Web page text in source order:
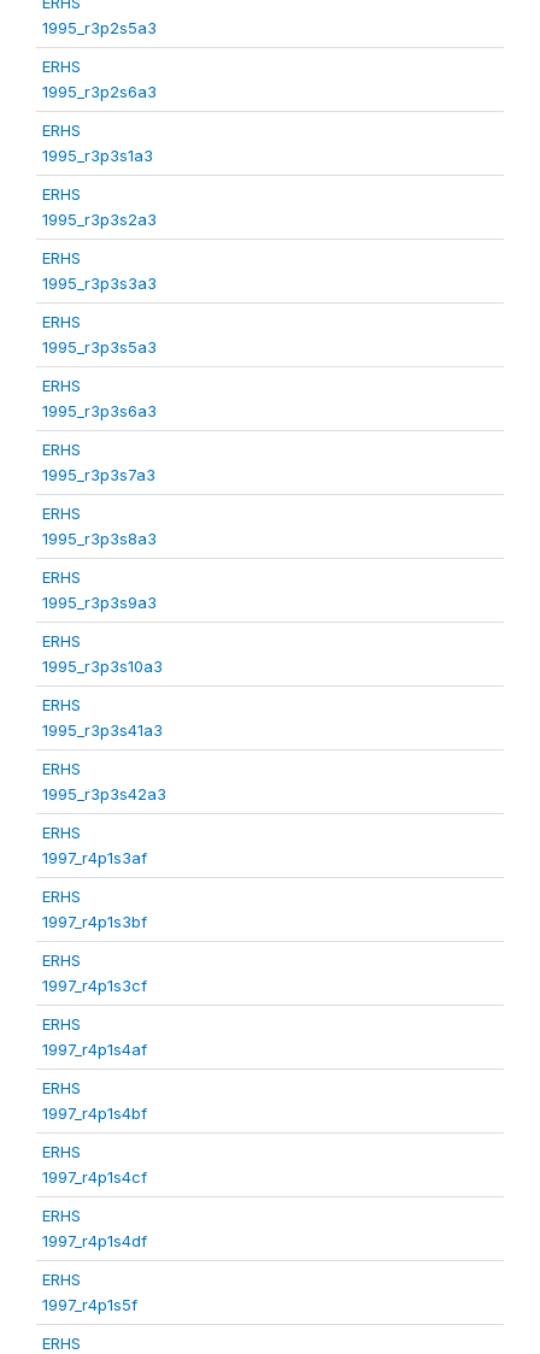
1995_r3p2s5a3
ERHS
1995_r3p2s6a3
ERHS
1995_r3p3s1a3
ERHS
1995_r3p3s2a3
ERHS
1995_r3p3s3a3
ERHS
1995_r3p3s5a3
ERHS
1995_r3p3s6a3
ERHS
1995_r3p3s7a3
ERHS
1995_r3p3s8a3
ERHS
1995_r3p3s9a3
ERHS
1995_r3p3s10a3
ERHS
1995_r3p3s41a3
ERHS
1995_r3p3s42a3
ERHS
1997_r4p1s3af
ERHS
1997_r4p1s3bf
ERHS
1997_r4p1s3cf
ERHS
1997_r4p1s4af
ERHS
1997_r4p1s4bf
ERHS
1997_r4p1s4cf
ERHS
1997_r4p1s4df
ERHS
1997_r4p1s5f
ERHS